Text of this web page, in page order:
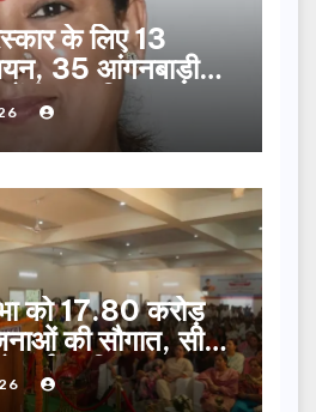
के लिए 13
35 आंगनबाड़ी
सम्मानित…
को 17.80 करोड़
की सौगात, सीएम
शिलान्यास.